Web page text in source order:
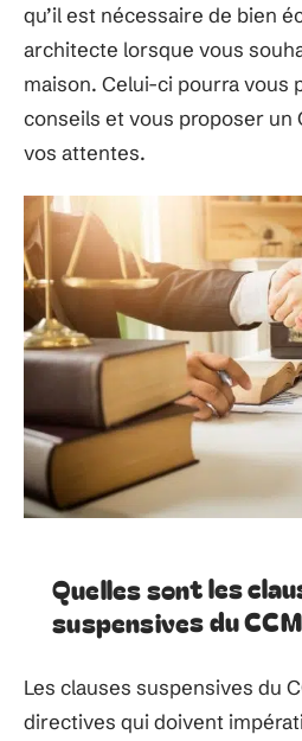
qu’il est nécessaire de bien
architecte lorsque vous
maison. Celui-ci pourra vous
conseils et vous proposer un
vos attentes.
Quelles sont les
suspensives du
Les clauses suspensives du
directives qui doivent